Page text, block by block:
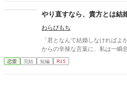
やり直すなら、貴方とは結
わらびもち
「君となんて結婚しなければよかったよ」 「
からの辛辣な言葉に、私は一瞬
恋愛 完結 短編 R15